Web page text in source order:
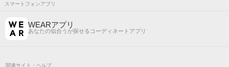
スマートフォンアプリ
WEARアプリ
あなたの似合うが探せるコーディネートアプリ
関連サイト・ヘルプ